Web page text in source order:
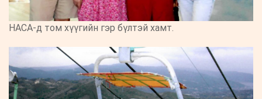
НАСА-д том хүүгийн гэр бүлтэй хамт.